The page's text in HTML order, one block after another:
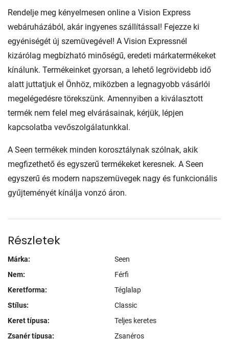
Rendelje meg kényelmesen online a Vision Express
webáruházából, akár ingyenes szállítással! Fejezze ki
egyéniségét új szemüvegével! A Vision Expressnél
kizárólag megbízható minőségű, eredeti márkatermékeket
kínálunk. Termékeinket gyorsan, a lehető legrövidebb idő
alatt juttatjuk el Önhöz, miközben a legnagyobb vásárlói
megelégedésre törekszünk. Amennyiben a kiválasztott
termék nem felel meg elvárásainak, kérjük, lépjen
kapcsolatba vevőszolgálatunkkal.
A Seen termékek minden korosztálynak szólnak, akik
megfizethető és egyszerű termékeket keresnek. A Seen
egyszerű és modern napszemüvegek nagy és funkcionális
gyűjteményét kínálja vonzó áron.
Részletek
Márka:
Seen
Nem:
Férfi
Keretforma:
Téglalap
Stílus:
Classic
Keret típusa:
Teljes keretes
Zsanér típusa:
Zsanéros